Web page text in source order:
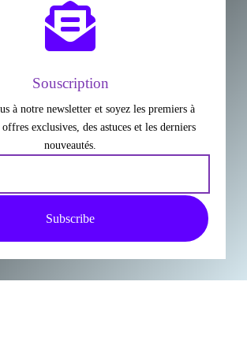

Souscription
à notre newsletter et soyez les premiers à
exclusives, des astuces et les derniers
nouveautés.
Subscribe